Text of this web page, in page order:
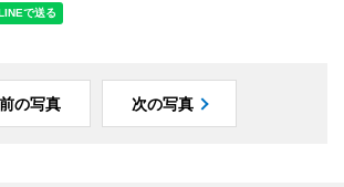
前の写真 次の写真